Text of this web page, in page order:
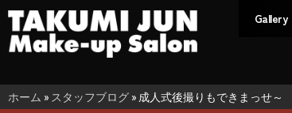
Gallery
ホーム » スタッフブログ » 成人式後撮りもできまっせ～